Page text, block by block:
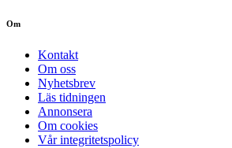
Om
Kontakt
Om oss
Nyhetsbrev
Läs tidningen
Annonsera
Om cookies
Vår integritetspolicy